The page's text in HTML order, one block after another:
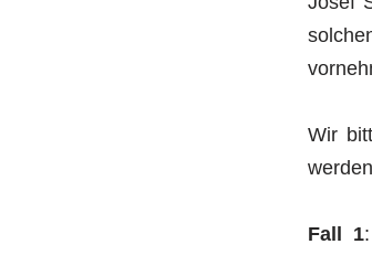
Wir
Fall 1